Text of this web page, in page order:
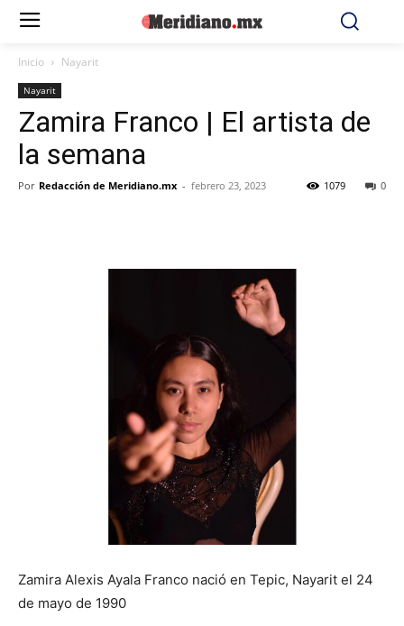
Inicio Nayarit
Nayarit
Zamira Franco | El artista de
la semana
Por Redacción de Meridiano.mx - febrero 23, 2023 0
1079
Zamira Alexis Ayala Franco nació en Tepic, Nayarit el 24
de mayo de 1990